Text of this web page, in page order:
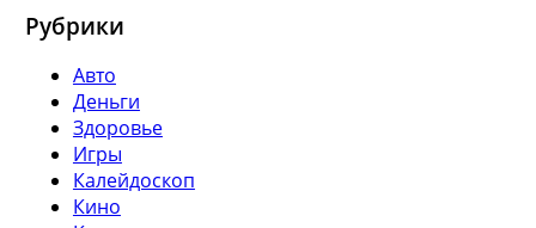
Рубрики
Авто
Деньги
Здоровье
Игры
Калейдоскоп
Кино